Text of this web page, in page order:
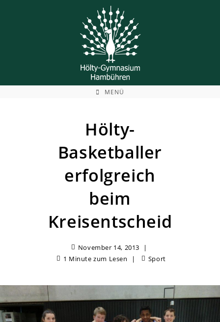
MENÜ
Hölty-
Basketballer
erfolgreich
beim
Kreisentscheid
November 14, 2013
1 Minute zum Lesen
Sport